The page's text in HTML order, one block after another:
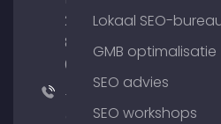
204
801
64
+49
Lokaal SEO-
GMB optimalisatie
SEO advies
SEO workshops